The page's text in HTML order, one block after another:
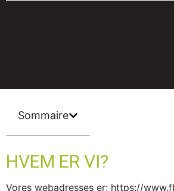
Sommaire
HVEM ER VI?
Vores webadresses er: https://